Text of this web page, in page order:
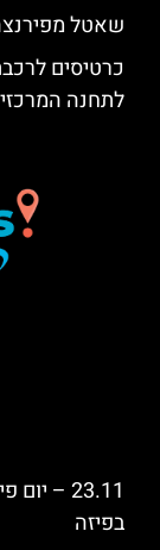
שאטל
כרטיסים
לתחנה
בפיזה